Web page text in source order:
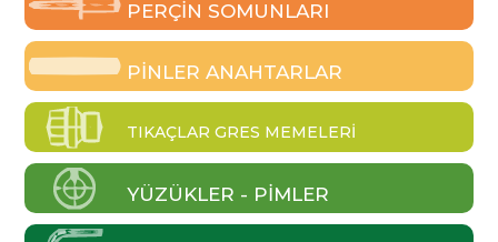
PERÇIN SOMUNLARI
PINLER ANAHTARLAR
TIKAÇLAR GRES MEMELERI
YÜZÜKLER - PIMLER